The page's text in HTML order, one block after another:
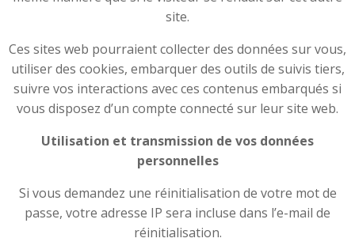
site.
Ces sites web pourraient collecter des données sur vous,
utiliser des cookies, embarquer des outils de suivis tiers,
suivre vos interactions avec ces contenus embarqués si
vous disposez d’un compte connecté sur leur site web.
Utilisation et transmission de vos données
personnelles
Si vous demandez une réinitialisation de votre mot de
passe, votre adresse IP sera incluse dans l’e-mail de
réinitialisation.